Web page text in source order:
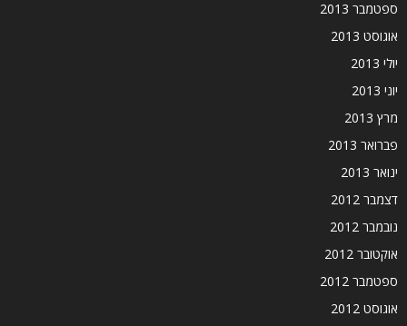
ספטמבר 2013
אוגוסט 2013
יולי 2013
יוני 2013
מרץ 2013
פברואר 2013
ינואר 2013
דצמבר 2012
נובמבר 2012
אוקטובר 2012
ספטמבר 2012
אוגוסט 2012